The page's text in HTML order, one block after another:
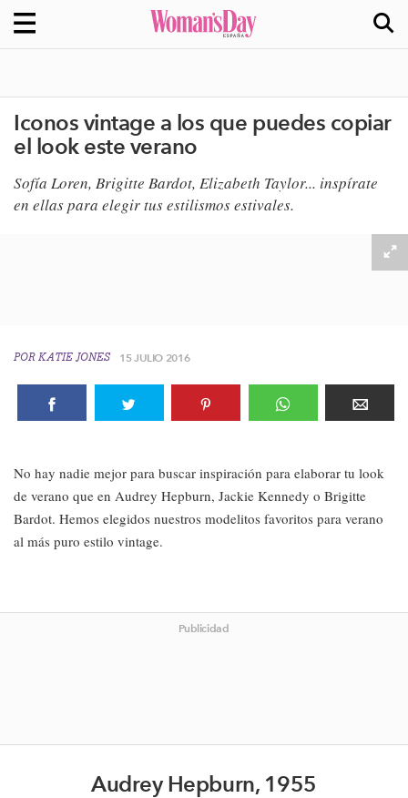
Iconos vintage a los que puedes copiar
el look este verano
Sofía Loren, Brigitte Bardot​, Elizabeth Taylor​... inspírate
en ellas para elegir tus estilismos estivales.
POR KATIE JONES 15 JULIO 2016
No hay nadie mejor para buscar inspiración para elaborar tu look
de verano que en Audrey Hepburn, Jackie Kennedy o Brigitte
Bardot. Hemos elegidos nuestros modelitos favoritos para verano
al más puro estilo vintage.
Publicidad
Audrey Hepburn, 1955